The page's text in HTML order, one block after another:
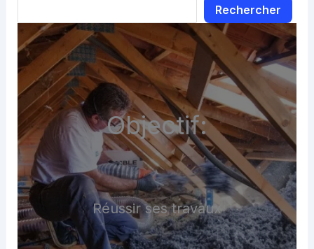
Rechercher
Objectif:
Réussir ses travaux